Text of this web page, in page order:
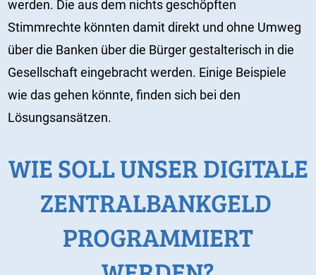
werden. Die aus dem nichts geschöpften
Stimmrechte könnten damit direkt und ohne Umweg
über die Banken über die Bürger gestalterisch in die
Gesellschaft eingebracht werden. Einige Beispiele
wie das gehen könnte, finden sich bei den
Lösungsansätzen.
WIE SOLL UNSER DIGITALE
ZENTRALBANKGELD
PROGRAMMIERT